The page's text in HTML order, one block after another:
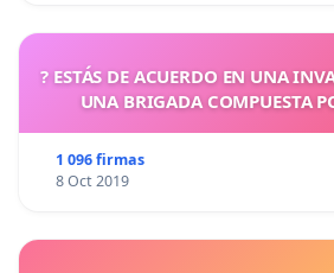
? ESTÁS DE ACUERDO EN UNA
UNA BRIGADA COMPUESTA
1 096 firmas
8 Oct 2019